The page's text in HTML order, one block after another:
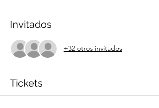
Invitados
+32 otros invitados
Tickets